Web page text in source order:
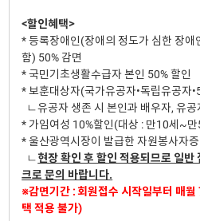
<할인혜택>
* 등록장애인(장애의 정도가 심한 장애
함) 50% 감면
* 국민기초생활수급자 본인 50% 할인
* 보훈대상자(국가유공자•독립유공자
ㄴ유공자 생존 시 본인과 배우자, 유
* 가임여성 10%할인(대상 : 만10세~
* 울산광역시장이 발급한 자원봉사자
ㄴ현장 확인 후 할인 적용되므로 일반
크로 문의 바랍니다.
※감면기간 : 회원접수 시작일부터 매월
택 적용 불가)